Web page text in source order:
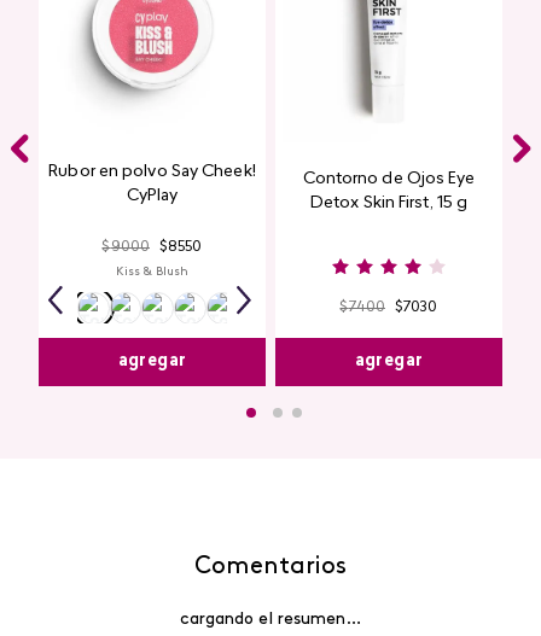
Rubor en polvo Say Cheek!
CyPlay
$9000 $8550
Kiss & Blush
agregar
Contorno de Ojos Eye
Detox Skin First, 15 g
$7400 $7030
agregar
Comentarios
cargando el resumen…